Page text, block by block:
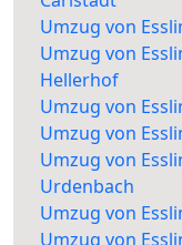
Umzug von
Umzug von
Hellerhof
Umzug von
Umzug von
Umzug von
Urdenbach
Umzug von
Umzug von